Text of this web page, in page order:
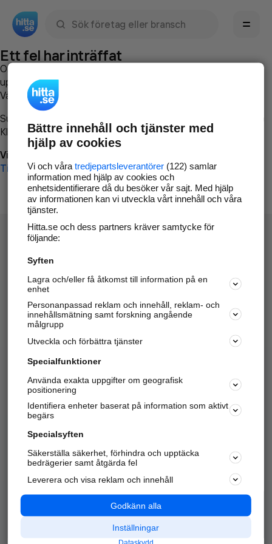
Ett fel har inträffat
Om du vill kan du
uppstod så att vi lättare och snabbare kan avhjälpa det.
Vänligen försök med följande:
Surfa till
Klicka påTillbaka-knappen i webbläsaren och försök igen
Vi beklagar besväret!
Till startsidan
Hitta.se - Gratis nummerupplysning.
Sök företag, personer och platser.
Hitta telefonnummer, adresser, företagsinfo mm.
Marknadsför företaget
Kom igång och annonsera mot
samarbetspartners nära dig.
Alla kategorier
Populära sökningar
API & Kartor
Annonsera
Integritet
Nödnummer
Bättre innehåll och tjänster med
hjälp av cookies
Vi och våra tredjepartsleverantörer(122) samlar
information med hjälp av cookies och
enhetsidentifierare då du besöker vår sajt. Med hjälp
av informationen kan vi utveckla vårt innehåll och våra
tjänster.
Hitta.se och dess partners kräver samtycke för
följande:
Syften
Lagra och/eller få åtkomst till information på en
enhet
Personanpassad reklam och innehåll, reklam- och
innehållsmätning samt forskning angående
målgrupp
Utveckla och förbättra tjänster
Specialfunktioner
Använda exakta uppgifter om geografisk
positionering
Identifiera enheter baserat på information som aktivt
begärs
Specialsyften
Säkerställa säkerhet, förhindra och upptäcka
bedrägerier samt åtgärda fel
Leverera och visa reklam och innehåll
Godkänn alla
Inställningar
Dataskydd